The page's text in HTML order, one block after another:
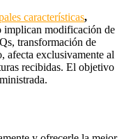
características,
implican modificación de
transformación de
afecta exclusivamente al
recibidas. El objetivo